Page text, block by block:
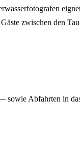
zwischen den
sowie Abfahrten in